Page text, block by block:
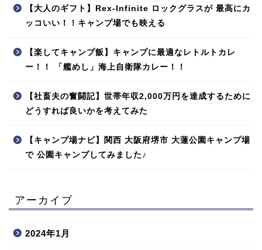
【大人のギフト】Rex-Infinite ロックグラスが 最高にカ
ッコいい！！キャンプ場でも映える
【楽してキャンプ飯】キャンプに最適なレトルトカレ
ー！！ 「艦めし」海上自衛隊カレー！！
【社畜夫の奮闘記】世帯年収2,000万円を達成するために
どうすれば良いかを考えてみた
【キャンプ場ナビ】関西 大阪府堺市 大蓮公園キャンプ場
で 公園キャンプしてみました♪
アーカイブ
2024年1月